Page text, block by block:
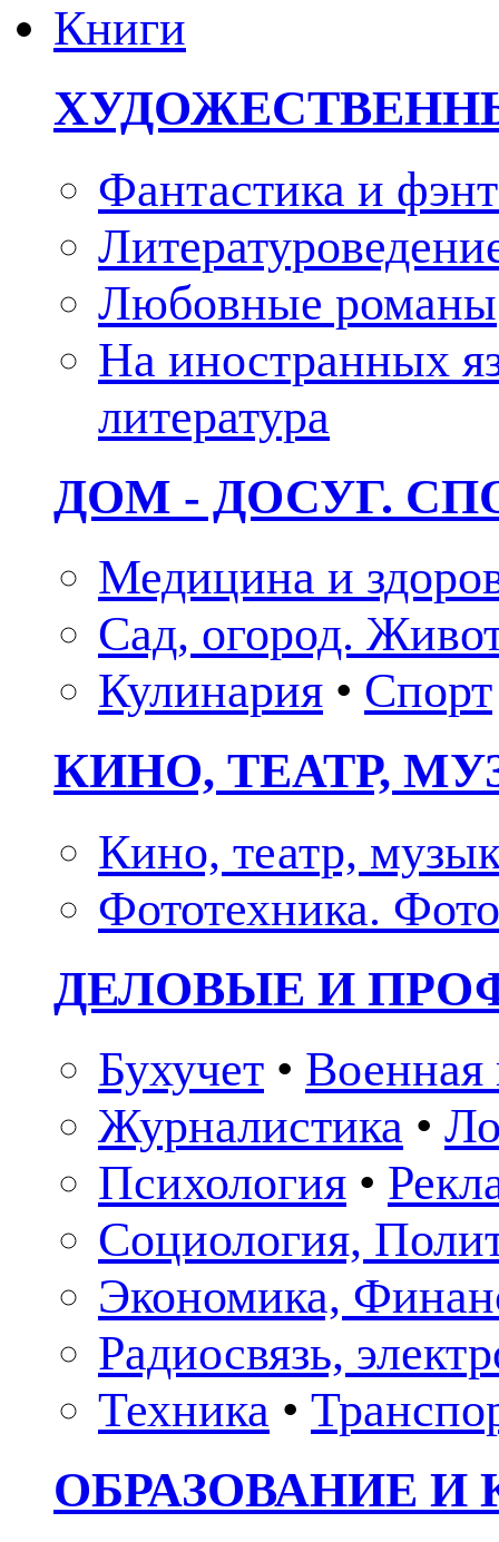
Книги
Фантастика и
Любовные романы
На иностранных
литература
ДОМ - ДОСУГ.
Медицина и
Сад, огород.
Кулинария • Спорт
КИНО, ТЕАТР,
Кино, театр,
Фототехника.
ДЕЛОВЫЕ И
Бухучет • Военная
Журналистика •
Психология •
Социология,
Экономика,
Радиосвязь,
Техника •
ОБРАЗОВАНИЕ И